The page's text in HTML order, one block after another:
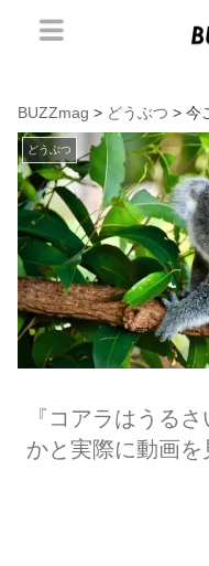
BUZZmag > どうぶつ > 今
どうぶつ
『コアラはうる
かと実際に動画